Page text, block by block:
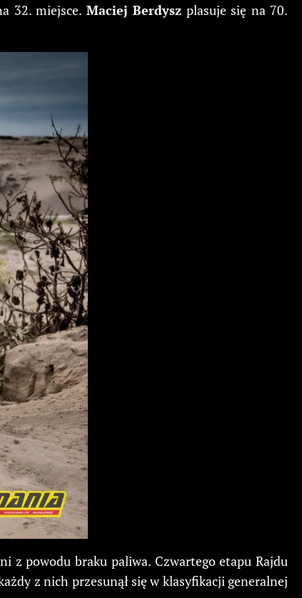
32. miejsce. Maciej Berdysz plasuje się na 70.
z powodu braku paliwa. Czwartego etapu Rajdu
z nich przesunął się w klasyfikacji generalnej